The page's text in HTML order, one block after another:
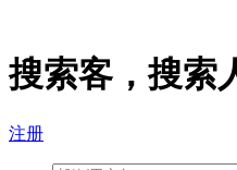
搜索客，搜索
注册